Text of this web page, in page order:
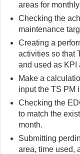
areas for
Checking the
maintenance
Creating a
activities so that
and used as KPI
Make a
input the TS PM
Checking the
to match the
month.
Submitting
area, time used,